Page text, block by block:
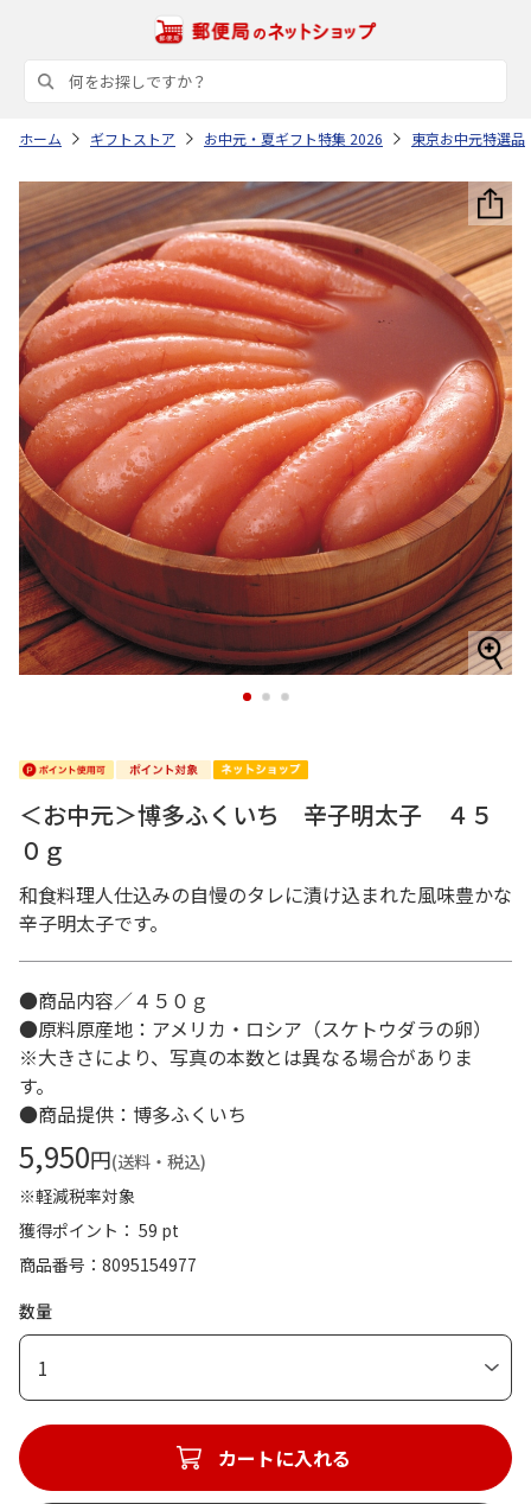
ホーム ギフトストア お中元・夏ギフト特集 2026 東京お中元特選品
1 2 3
＜お中元＞博多ふくいち 辛子明太子 ４５
０ｇ
和食料理人仕込みの自慢のタレに漬け込まれた風味豊かな
辛子明太子です。
●商品内容／４５０ｇ
●原料原産地：アメリカ・ロシア（スケトウダラの卵）
※大きさにより、写真の本数とは異なる場合がありま
す。
●商品提供：博多ふくいち
5,950円(送料・税込)
※軽減税率対象
獲得ポイント： 59 pt
商品番号
8095154977
数量
1
カートに入れる